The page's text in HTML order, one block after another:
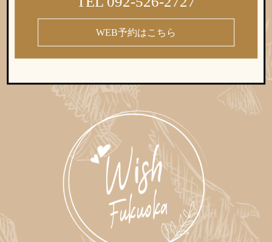
WEB予約はこちら